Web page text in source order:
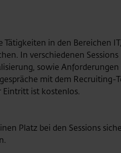
in den Bereichen IT,
In verschiedenen Sessions
sowie Anforderungen
mit dem Recruiting-
Eintritt ist kostenlos.
Platz bei den Sessions